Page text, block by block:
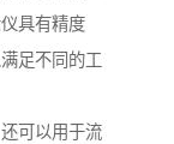
具有精度
足不同的工
可以用于流